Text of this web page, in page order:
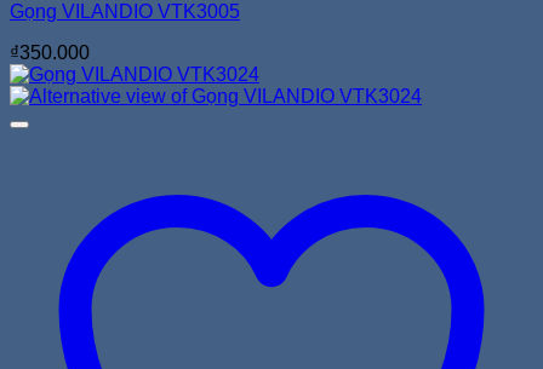
Gọng VILANDIO VTK3005
₫350.000